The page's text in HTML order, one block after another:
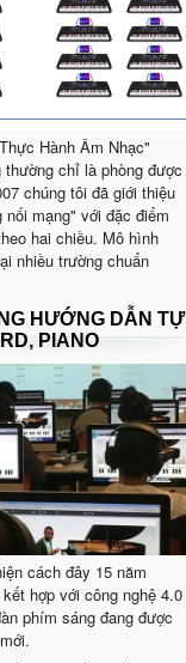
Hành Âm Nhạc"
chỉ là phòng được
chúng tôi đã giới thiệu
mạng" với đặc điểm
hai chiều. Mô hình
nhiều trường chuẩn
HƯỚNG DẪN TỰ
PIANO
cách đây 15 năm
hợp với công nghệ 4.0
phím sáng đang được